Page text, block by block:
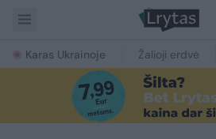
Karas Ukrainoje Žalioji erdvė